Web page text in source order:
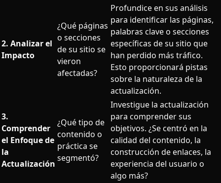
2. Analizar el
Impacto
¿Qué páginas
o secciones
de su sitio se
vieron
afectadas?
Profundice en sus análisis
para identificar las páginas,
palabras clave o secciones
específicas de su sitio que
han perdido más tráfico.
Esto proporcionará pistas
sobre la naturaleza de la
actualización.
3.
Comprender
el Enfoque de
la
Actualización
¿Qué tipo de
contenido o
práctica se
segmentó?
Investigue la actualización
para comprender sus
objetivos. ¿Se centró en la
calidad del contenido, la
construcción de enlaces, la
experiencia del usuario o
algo más?